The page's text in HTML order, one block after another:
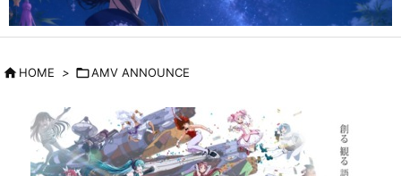
HOME > AMV ANNOUNCE